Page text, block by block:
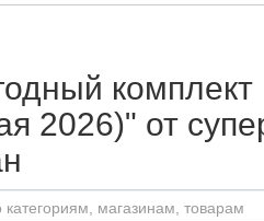
2026)" от